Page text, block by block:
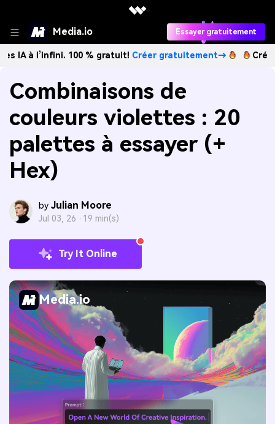
Media.io Essayer gratuitement
100 % gratuit!Créer gratuitement→ Créez des
Combinaisons de
couleurs violettes : 20
palettes à essayer (+
Hex)
by Julian Moore
Jul 03, 26 · 19 min(s)
Try It Online
Media.io